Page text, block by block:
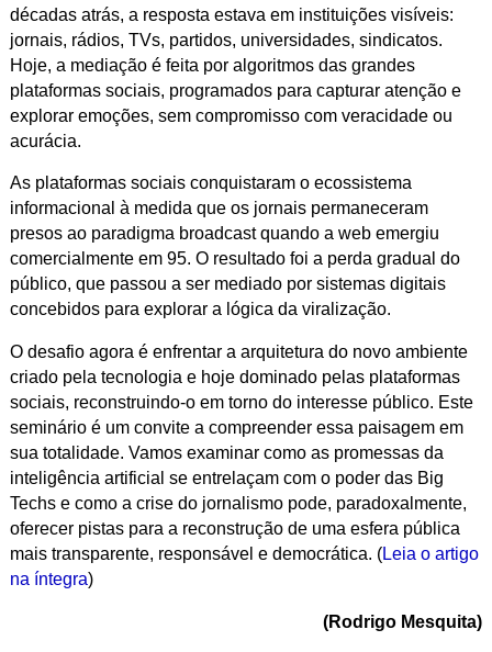
décadas atrás, a resposta estava em instituições visíveis:
jornais, rádios, TVs, partidos, universidades, sindicatos.
Hoje, a mediação é feita por algoritmos das grandes
plataformas sociais, programados para capturar atenção e
explorar emoções, sem compromisso com veracidade ou
acurácia.
As plataformas sociais conquistaram o ecossistema
informacional à medida que os jornais permaneceram
presos ao paradigma broadcast quando a web emergiu
comercialmente em 95. O resultado foi a perda gradual do
público, que passou a ser mediado por sistemas digitais
concebidos para explorar a lógica da viralização.
O desafio agora é enfrentar a arquitetura do novo ambiente
criado pela tecnologia e hoje dominado pelas plataformas
sociais, reconstruindo-o em torno do interesse público. Este
seminário é um convite a compreender essa paisagem em
sua totalidade. Vamos examinar como as promessas da
inteligência artificial se entrelaçam com o poder das Big
Techs e como a crise do jornalismo pode, paradoxalmente,
oferecer pistas para a reconstrução de uma esfera pública
mais transparente, responsável e democrática. (Leia o artigo
na íntegra)
(Rodrigo Mesquita)